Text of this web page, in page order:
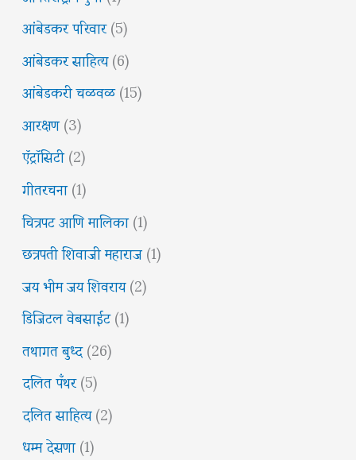
आंबेडकर परिवार(5)
आंबेडकर साहित्य(6)
आंबेडकरी चळवळ(15)
आरक्षण(3)
ऍट्रॉसिटी(2)
गीतरचना(1)
चित्रपट आणि मालिका(1)
छत्रपती शिवाजी महाराज(1)
जय भीम जय शिवराय(2)
डिजिटल वेबसाईट(1)
तथागत बुध्द(26)
दलित पँथर(5)
दलित साहित्य(2)
धम्म देसणा(1)